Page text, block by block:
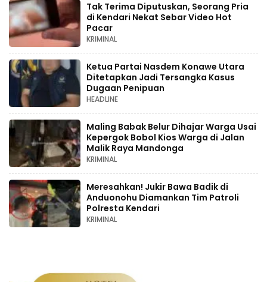
Tak Terima Diputuskan, Seorang Pria
di Kendari Nekat Sebar Video Hot
Pacar
KRIMINAL
Ketua Partai Nasdem Konawe Utara
Ditetapkan Jadi Tersangka Kasus
Dugaan Penipuan
HEADLINE
Maling Babak Belur Dihajar Warga Usai
Kepergok Bobol Kios Warga di Jalan
Malik Raya Mandonga
KRIMINAL
Meresahkan! Jukir Bawa Badik di
Anduonohu Diamankan Tim Patroli
Polresta Kendari
KRIMINAL